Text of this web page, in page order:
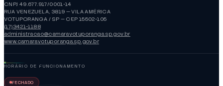
CNPJ 49.677.917/0001-14
RUA VENEZUELA, 3819 — VILA AMÉRICA
VOTUPORANGA / SP — CEP 15502-105
(17)3421-1188
administracao@camaravotuporanga.sp.gov.br
www.camaravotuporanga.sp.gov.br
HORÁRIO DE FUNCIONAMENTO
FECHADO